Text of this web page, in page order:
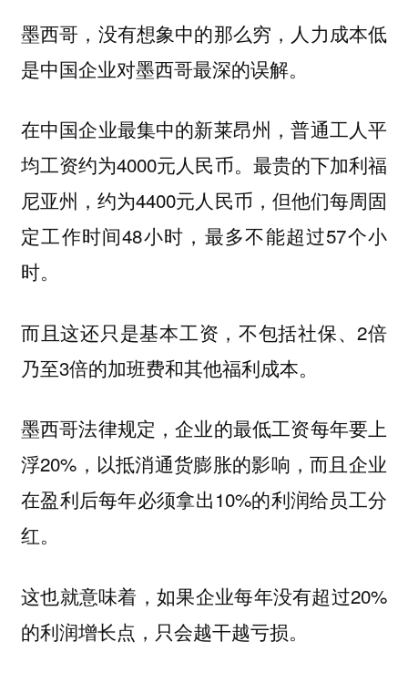
墨西哥，没有想象中的那么穷，人力成本低
是中国企业对墨西哥最深的误解。
在中国企业最集中的新莱昂州，普通工人平
均工资约为4000元人民币。最贵的下加利福
尼亚州，约为4400元人民币，但他们每周固
定工作时间48小时，最多不能超过57个小
时。
而且这还只是基本工资，不包括社保、2倍
乃至3倍的加班费和其他福利成本。
墨西哥法律规定，企业的最低工资每年要上
浮20%，以抵消通货膨胀的影响，而且企业
在盈利后每年必须拿出10%的利润给员工分
红。
这也就意味着，如果企业每年没有超过20%
的利润增长点，只会越干越亏损。